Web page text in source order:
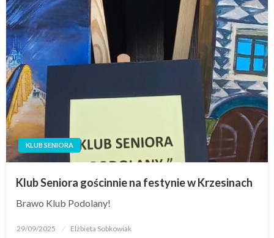
KLUB SENIORA
Klub Seniora gościnnie na festynie w Krzesinach
Brawo Klub Podolany!
29/09/2025 Elżbieta Sobkowiak